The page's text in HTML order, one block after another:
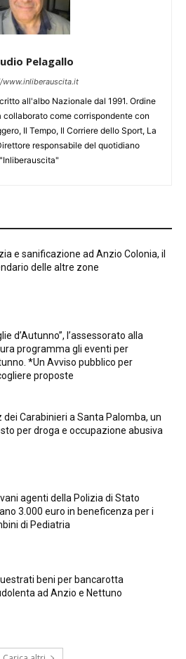
Pelagallo
all'albo Nazionale dal 1991. Ordine
collaborato come corrispondente con
Il Tempo, Il Corriere dello Sport, La
responsabile del quotidiano
"Inliberauscita"
e sanificazione ad Anzio Colonia, il
delle altre zone
d’Autunno”, l’assessorato alla
programma gli eventi per
*Un Avviso pubblico per
proposte
dei Carabinieri a Santa Palomba, un
per droga e occupazione abusiva
agenti della Polizia di Stato
3.000 euro in beneficenza per i
di Pediatria
beni per bancarotta
ad Anzio e Nettuno